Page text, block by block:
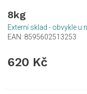
8kg
Externí sklad - obvykle u
EAN: 8595602513253
620 Kč